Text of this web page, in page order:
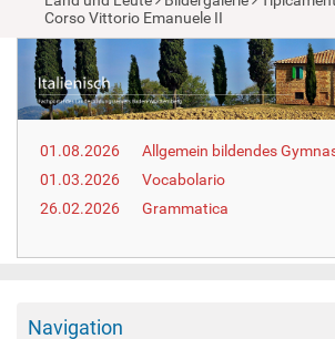
u
a
r
e
h
e
r
:
Corso Vittorio Emanuele II
01.08.2026
Allgemein bildendes
01.03.2026
Vocabolario
26.02.2026
Grammatica
Navigation